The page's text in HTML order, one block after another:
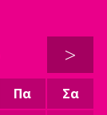
>
Πα
Σα